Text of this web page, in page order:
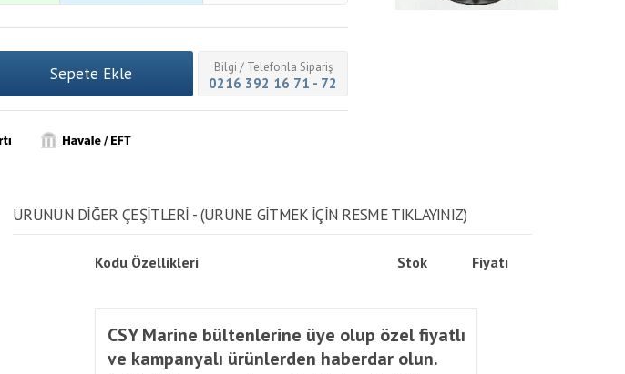
Bilgi / Telefonla Sipariş
0216 392 16 71 - 72
ÜRÜNÜN DİĞER ÇEŞİTLERİ - (ÜRÜNE GITMEK IÇIN RESME TIKLAYINIZ)
Kodu Özellikleri Stok Fiyatı
CSY Marine bültenlerine üye olup özel fiyatlı
ve kampanyalı ürünlerden haberdar olun.